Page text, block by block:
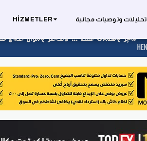
HIZMETLER تحليلات وتوصيات مجانية